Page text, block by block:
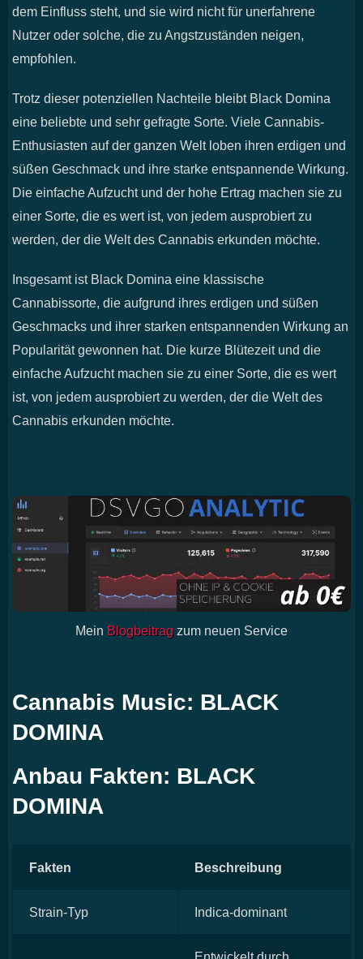
dem Einfluss steht, und sie wird nicht für unerfahrene
Nutzer oder solche, die zu Angstzuständen neigen,
empfohlen.
Trotz dieser potenziellen Nachteile bleibt Black Domina
eine beliebte und sehr gefragte Sorte. Viele Cannabis-
Enthusiasten auf der ganzen Welt loben ihren erdigen und
süßen Geschmack und ihre starke entspannende Wirkung.
Die einfache Aufzucht und der hohe Ertrag machen sie zu
einer Sorte, die es wert ist, von jedem ausprobiert zu
werden, der die Welt des Cannabis erkunden möchte.
Insgesamt ist Black Domina eine klassische
Cannabissorte, die aufgrund ihres erdigen und süßen
Geschmacks und ihrer starken entspannenden Wirkung an
Popularität gewonnen hat. Die kurze Blütezeit und die
einfache Aufzucht machen sie zu einer Sorte, die es wert
ist, von jedem ausprobiert zu werden, der die Welt des
Cannabis erkunden möchte.
Mein Blogbeitrag zum neuen Service
Cannabis Music: BLACK
DOMINA
Anbau Fakten: BLACK
DOMINA
Fakten Beschreibung
Strain-Typ Indica-dominant